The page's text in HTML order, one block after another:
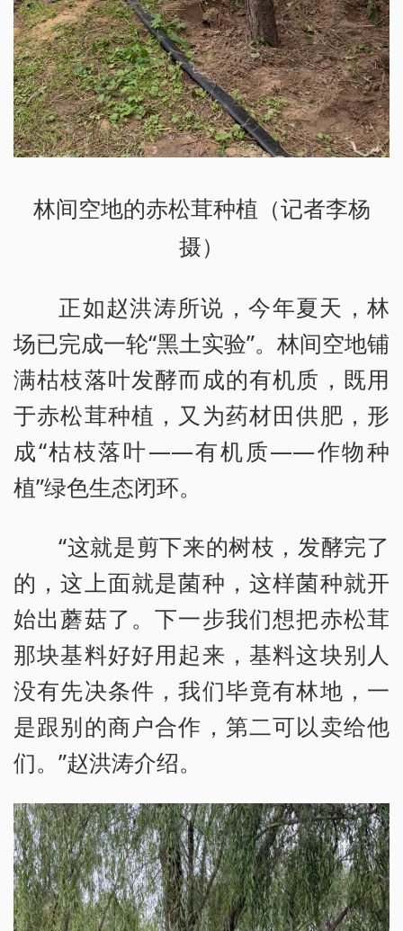
林间空地的赤松茸种植（记者李杨
摄）
正如赵洪涛所说，今年夏天，林
场已完成一轮“黑土实验”。林间空地铺
满枯枝落叶发酵而成的有机质，既用
于赤松茸种植，又为药材田供肥，形
成“枯枝落叶——有机质——作物种
植”绿色生态闭环。
“这就是剪下来的树枝，发酵完了
的，这上面就是菌种，这样菌种就开
始出蘑菇了。下一步我们想把赤松茸
那块基料好好用起来，基料这块别人
没有先决条件，我们毕竟有林地，一
是跟别的商户合作，第二可以卖给他
们。”赵洪涛介绍。